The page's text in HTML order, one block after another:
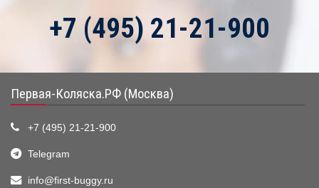
+7 (495) 21-21-900
Первая-Коляска.РФ (Москва)
+7 (495) 21-21-900
Telegram
info@first-buggy.ru